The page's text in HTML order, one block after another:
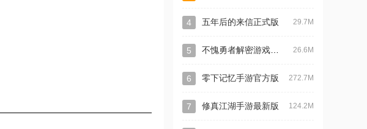
4 五年后的来信正式版 29.7M
5 26.6M
6 零下记忆手游官方版 272.7M
7 修真江湖手游最新版 124.2M